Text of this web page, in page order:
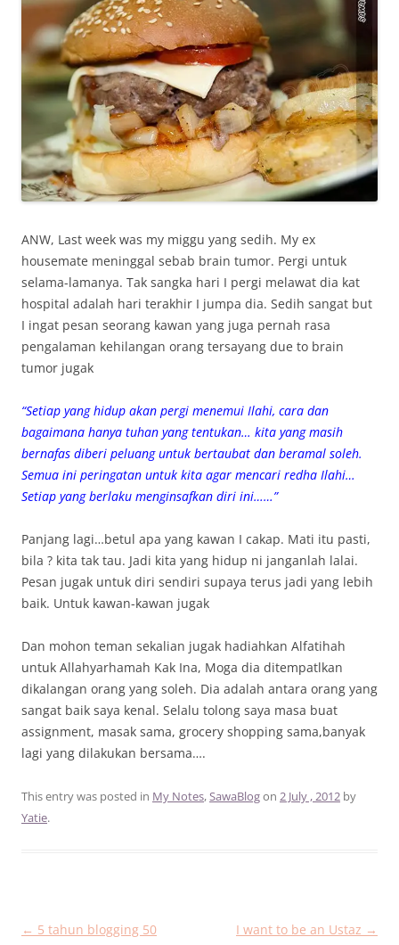
ANW, Last week was my miggu yang sedih. My ex
housemate meninggal sebab brain tumor. Pergi untuk
selama-lamanya. Tak sangka hari I pergi melawat dia kat
hospital adalah hari terakhir I jumpa dia. Sedih sangat but
I ingat pesan seorang kawan yang juga pernah rasa
pengalaman kehilangan orang tersayang due to brain
tumor jugak
“Setiap yang hidup akan pergi menemui Ilahi, cara dan
bagaimana hanya tuhan yang tentukan… kita yang masih
bernafas diberi peluang untuk bertaubat dan beramal soleh.
Semua ini peringatan untuk kita agar mencari redha Ilahi…
Setiap yang berlaku menginsafkan diri ini……”
Panjang lagi…betul apa yang kawan I cakap. Mati itu pasti,
bila ? kita tak tau. Jadi kita yang hidup ni janganlah lalai.
Pesan jugak untuk diri sendiri supaya terus jadi yang lebih
baik. Untuk kawan-kawan jugak
Dan mohon teman sekalian jugak hadiahkan Alfatihah
untuk Allahyarhamah Kak Ina, Moga dia ditempatlkan
dikalangan orang yang soleh. Dia adalah antara orang yang
sangat baik saya kenal. Selalu tolong saya masa buat
assignment, masak sama, grocery shopping sama,banyak
lagi yang dilakukan bersama….
This entry was posted in My Notes,SawaBlogon 2 July , 2012 by
Yatie.
Post
← 5 tahun blogging 50
I want to be an Ustaz →